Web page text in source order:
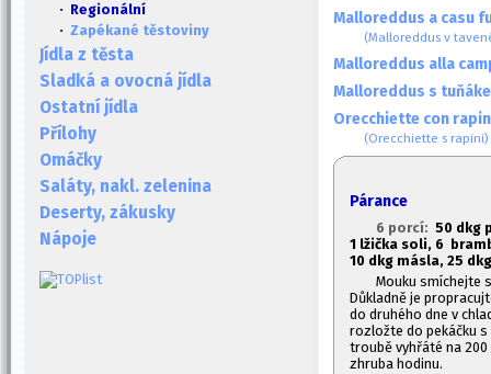
· Regionální
· Zapékané těstoviny
Jídla z těsta
Sladká a ovocná jídla
Ostatní jídla
Přílohy
Omáčky
Saláty, nakl. zelenina
Deserty, zákusky
Nápoje
Malloreddus a casu
(Malloreddus v
Malloreddus alla
Malloreddus s
Orecchiette con
(Orecchiette s rapini)
Párance
6 porcí: 50 dkg
1 lžička soli, 6
10 dkg másla, 25
Mouku smíchejte
Důkladně je
do druhého dne v
rozložte do pekáčku
troubě vyhřáté na 200
zhruba hodinu.